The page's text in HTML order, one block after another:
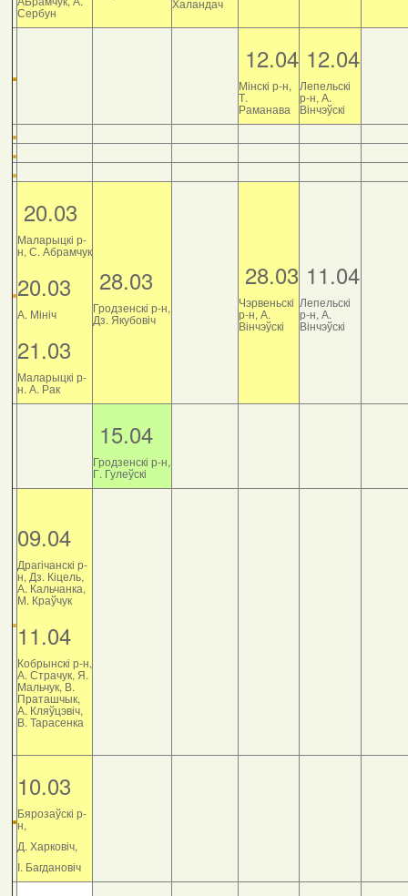
Сербун
Халандач
12.04
Мінскі р-н,
Т.
Раманава
12.04
Лепельскі
р-н, А.
Вінчэўскі
20.03
Маларыцкі р-
н, С. Абрамчук
20.03
А. Мініч
21.03
Маларыцкі р-
н. А. Рак
28.03
Гродзенскі р-н,
Дз. Якубовіч
28.03
Чэрвеньскі
р-н, А.
Вінчэўскі
11.04
Лепельскі
р-н, А.
Вінчэўскі
15.04
Гродзенскі р-н,
Г. Гулеўскі
09.04
Драгічанскі р-
н, Дз. Кіцель,
А. Кальчанка,
М. Краўчук
11.04
Кобрынскі р-н,
А. Страчук, Я.
Мальчук, В.
Праташчык,
А. Кляўцэвіч,
В. Тарасенка
10.03
Бярозаўскі р-
н,
Д. Харковіч,
І. Багдановіч